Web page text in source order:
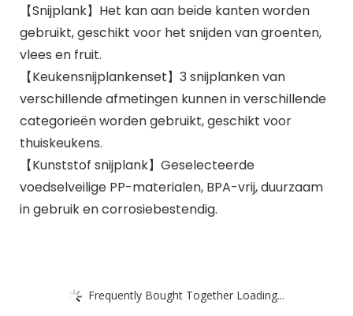
【Snijplank】Het kan aan beide kanten worden
gebruikt, geschikt voor het snijden van groenten,
vlees en fruit.
【Keukensnijplankenset】3 snijplanken van
verschillende afmetingen kunnen in verschillende
categorieën worden gebruikt, geschikt voor
thuiskeukens.
【Kunststof snijplank】Geselecteerde
voedselveilige PP-materialen, BPA-vrij, duurzaam
in gebruik en corrosiebestendig.
Frequently Bought Together Loading...